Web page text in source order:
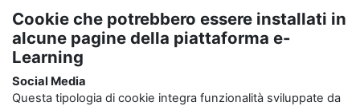
Cookie che potrebbero essere installati in
alcune pagine della piattaforma e-
Learning
Social Media
Questa tipologia di cookie integra funzionalità sviluppate da